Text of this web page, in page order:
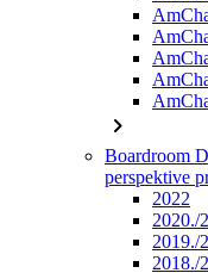
chevron_right
Boardroom
perspektive
2022
2020./
2019./
2018./